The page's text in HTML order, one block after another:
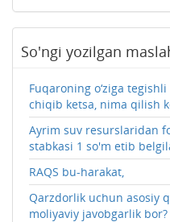
So'ngi yozilgan
Fuqaroning o‘ziga
chiqib ketsa, nima qilish
Ayrim suv resurslaridan
stabkasi 1 so'm etib
RAQS bu-harakat,
Qarzdorlik uchun asosiy
moliyaviy javobgarlik bor?